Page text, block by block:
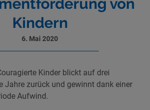
von
Kindern
6. Mai 2020
Kinder blickt auf drei
Jahre zurück und gewinnt dank einer
Aufwind.